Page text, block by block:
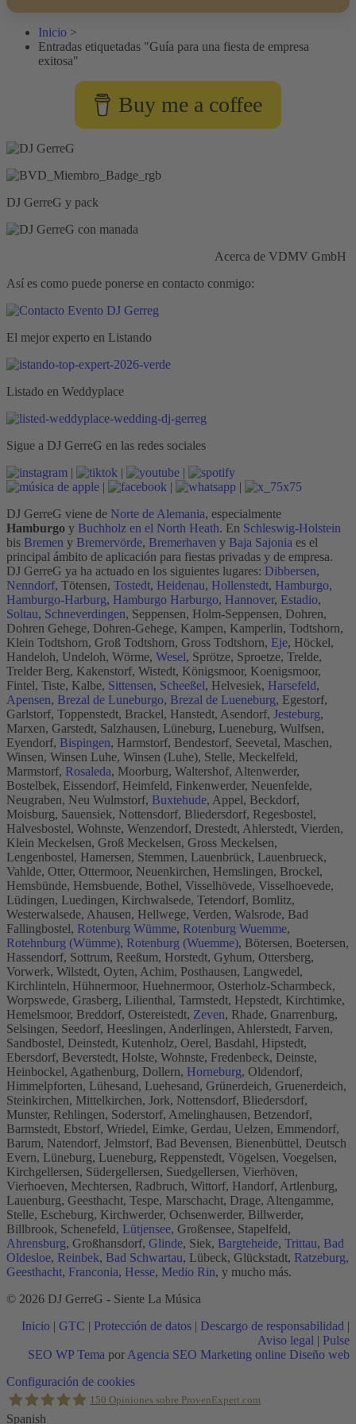
Inicio >
Entradas etiquetadas "Guía para una fiesta de empresa
exitosa"
Buy me a coffee
DJ GerreG y pack
Acerca de VDMV GmbH
Así es como puede ponerse en contacto conmigo:
El mejor experto en Listando
Listado en Weddyplace
Sigue a DJ GerreG en las redes sociales
|
|
|
|
|
|
DJ GerreG viene de Norte de Alemania, especialmente
Hamburgo y Buchholz en el North Heath. En Schleswig-Holstein
bis Bremen y Bremervörde, Bremerhaven y Baja Sajonia es el
principal ámbito de aplicación para fiestas privadas y de empresa.
DJ GerreG ya ha actuado en los siguientes lugares: Dibbersen,
Nenndorf, Tötensen, Tostedt, Heidenau, Hollenstedt, Hamburgo,
Hamburgo-Harburg, Hamburgo Harburgo, Hannover, Estadio,
Soltau, Schneverdingen, Seppensen, Holm-Seppensen, Dohren,
Dohren Gehege, Dohren-Gehege, Kampen, Kamperlin, Todtshorn,
Klein Todtshorn, Groß Todtshorn, Gross Todtshorn, Eje, Höckel,
Handeloh, Undeloh, Wörme, Wesel, Sprötze, Sproetze, Trelde,
Trelder Berg, Kakenstorf, Wistedt, Königsmoor, Koenigsmoor,
Fintel, Tiste, Kalbe, Sittensen, Scheeßel, Helvesiek, Harsefeld,
Apensen, Brezal de Luneburgo, Brezal de Lueneburg, Egestorf,
Garlstorf, Toppenstedt, Brackel, Hanstedt, Asendorf, Jesteburg,
Marxen, Garstedt, Salzhausen, Lüneburg, Lueneburg, Wulfsen,
Eyendorf, Bispingen, Harmstorf, Bendestorf, Seevetal, Maschen,
Winsen, Winsen Luhe, Winsen (Luhe), Stelle, Meckelfeld,
Marmstorf, Rosaleda, Moorburg, Waltershof, Altenwerder,
Bostelbek, Eissendorf, Heimfeld, Finkenwerder, Neuenfelde,
Neugraben, Neu Wulmstorf, Buxtehude, Appel, Beckdorf,
Moisburg, Sauensiek, Nottensdorf, Bliedersdorf, Regesbostel,
Halvesbostel, Wohnste, Wenzendorf, Drestedt, Ahlerstedt, Vierden,
Klein Meckelsen, Groß Meckelsen, Gross Meckelsen,
Lengenbostel, Hamersen, Stemmen, Lauenbrück, Lauenbrueck,
Vahlde, Otter, Ottermoor, Neuenkirchen, Hemslingen, Brockel,
Hemsbünde, Hemsbuende, Bothel, Visselhövede, Visselhoevede,
Lüdingen, Luedingen, Kirchwalsede, Tetendorf, Bomlitz,
Westerwalsede, Ahausen, Hellwege, Verden, Walsrode, Bad
Fallingbostel, Rotenburg Wümme, Rotenburg Wuemme,
Rotehnburg (Wümme), Rotenburg (Wuemme), Bötersen, Boetersen,
Hassendorf, Sottrum, Reeßum, Horstedt, Gyhum, Ottersberg,
Vorwerk, Wilstedt, Oyten, Achim, Posthausen, Langwedel,
Kirchlinteln, Hühnermoor, Huehnermoor, Osterholz-Scharmbeck,
Worpswede, Grasberg, Lilienthal, Tarmstedt, Hepstedt, Kirchtimke,
Hemelsmoor, Breddorf, Ostereistedt, Zeven, Rhade, Gnarrenburg,
Selsingen, Seedorf, Heeslingen, Anderlingen, Ahlerstedt, Farven,
Sandbostel, Deinstedt, Kutenholz, Oerel, Basdahl, Hipstedt,
Ebersdorf, Beverstedt, Holste, Wohnste, Fredenbeck, Deinste,
Heinbockel, Agathenburg, Dollern, Horneburg, Oldendorf,
Himmelpforten, Lühesand, Luehesand, Grünerdeich, Gruenerdeich,
Steinkirchen, Mittelkirchen, Jork, Nottensdorf, Bliedersdorf,
Munster, Rehlingen, Soderstorf, Amelinghausen, Betzendorf,
Barmstedt, Ebstorf, Wriedel, Eimke, Gerdau, Uelzen, Emmendorf,
Barum, Natendorf, Jelmstorf, Bad Bevensen, Bienenbüttel, Deutsch
Evern, Lüneburg, Lueneburg, Reppenstedt, Vögelsen, Voegelsen,
Kirchgellersen, Südergellersen, Suedgellersen, Vierhöven,
Vierhoeven, Mechtersen, Radbruch, Wittorf, Handorf, Artlenburg,
Lauenburg, Geesthacht, Tespe, Marschacht, Drage, Altengamme,
Stelle, Escheburg, Kirchwerder, Ochsenwerder, Billwerder,
Billbrook, Schenefeld, Lütjensee, Großensee, Stapelfeld,
Ahrensburg, Großhansdorf, Glinde, Siek, Bargteheide, Trittau, Bad
Oldesloe, Reinbek, Bad Schwartau, Lübeck, Glückstadt, Ratzeburg,
Geesthacht, Franconia, Hesse, Medio Rin, y mucho más.
© 2026 DJ GerreG - Siente La Música
Inicio | GTC | Protección de datos | Descargo de responsabilidad |
Aviso legal | Pulse
SEO WP Tema por Agencia SEO Marketing online Diseño web
Scroll
al
inicio
Configuración de cookies
150 Opiniones sobre ProvenExpert.com
Spanish